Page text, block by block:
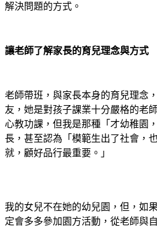
解決問題的方式。
讓老師了解家長的育兒理念與方式
老師帶班，與家長本身的育兒理念
友，她是對孩子課業十分嚴格的老
心教功課，但我是那種「才幼稚園
長，甚至認為「模範生出了社會，
就，顧好品行最重要。」
我的女兒不在她的幼兒園，但，如
定會多多參加園方活動，從老師與